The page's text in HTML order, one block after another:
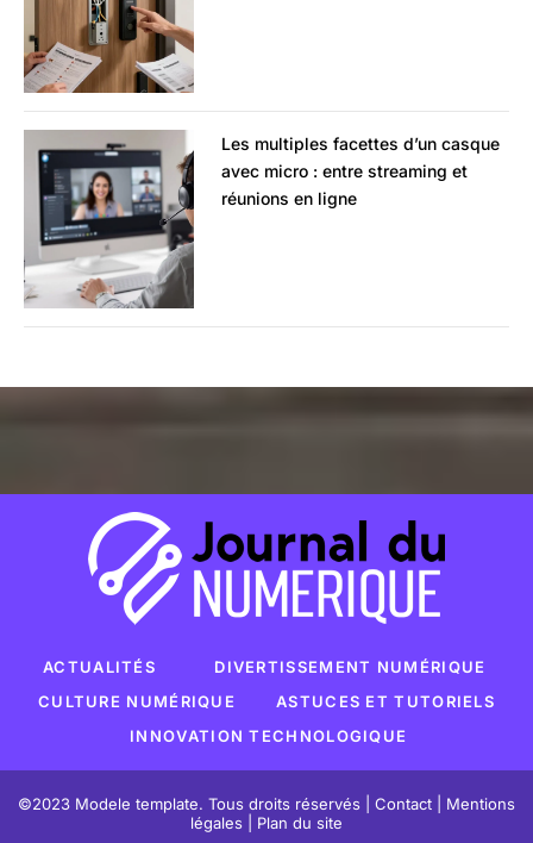
Les multiples facettes d’un casque
avec micro : entre streaming et
réunions en ligne
ACTUALITÉS
DIVERTISSEMENT NUMÉRIQUE
CULTURE NUMÉRIQUE
ASTUCES ET TUTORIELS
INNOVATION TECHNOLOGIQUE
©2023 Modele template. Tous droits réservés | Contact
Mentions
légales
Plan du site